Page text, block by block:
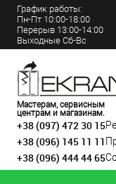
График работы:
Пн-Пт 10:00-18:00
Перерыв 13:00-14:00
Выходные Сб-Вс
Мастерам, сервисным
центрам и магазинам.
+38 (097) 472 30 15
+38 (096) 145 11 11
+38 (096) 444 44 65